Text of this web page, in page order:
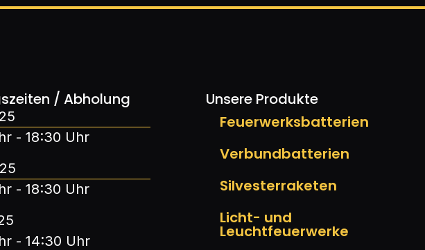
/ Abholung
- 18:30 Uhr
- 18:30 Uhr
- 14:30 Uhr
Unsere Produkte
Feuerwerksbatterien
Verbundbatterien
Silvesterraketen
Licht- und
Leuchtfeuerwerke